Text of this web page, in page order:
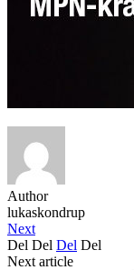
Author
lukaskondrup
Next
Del Del Del Del
Next article